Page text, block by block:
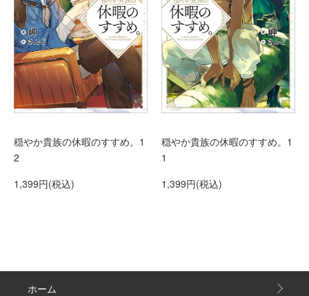
穏やか貴族の休暇のすすめ。1
2
1,399円(税込)
穏やか貴族の休暇のすすめ。1
1
1,399円(税込)
ホーム